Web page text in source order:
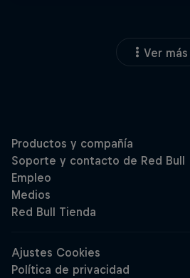
Ver más